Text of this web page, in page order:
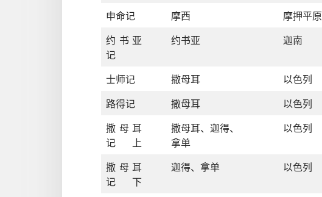
申命记 摩西 摩押平原
约书亚
记
约书亚 迦南
士师记 撒母耳 以色列
路得记
撒母耳 以色列
撒母耳
记上
撒母耳、 迦得、
拿单
以色列
撒母耳
记下
迦得、 拿单 以色列